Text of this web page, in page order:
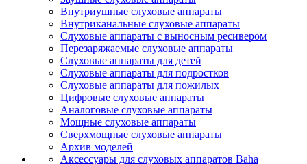
Внутриушные слуховые аппараты
Внутриканальные слуховые аппараты
Слуховые аппараты с выносным ресивером
Перезаряжаемые слуховые аппараты
Слуховые аппараты для детей
Слуховые аппараты для подростков
Слуховые аппараты для пожилых
Цифровые слуховые аппараты
Аналоговые слуховые аппараты
Мощные слуховые аппараты
Сверхмощные слуховые аппараты
Архив моделей
Аксессуары для слуховых аппаратов Baha